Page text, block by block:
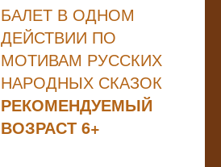
БАЛЕТ В ОДНОМ
ДЕЙСТВИИ ПО
МОТИВАМ РУССКИХ
НАРОДНЫХ СКАЗОК
РЕКОМЕНДУЕМЫЙ
ВОЗРАСТ 6+